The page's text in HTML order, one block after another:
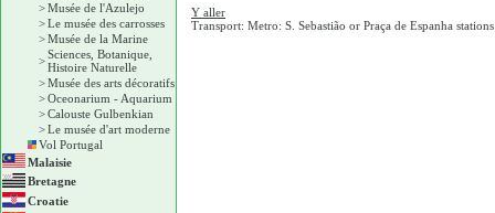
>Musée de l'Azulejo
>Le musée des carrosses
>Musée de la Marine
>Sciences, Botanique,
Histoire Naturelle
>Musée des arts décoratifs
>Oceonarium - Aquarium
>Calouste Gulbenkian
>Le musée d'art moderne
Vol Portugal
Malaisie
Bretagne
Croatie
Y aller
Transport: Metro: S. Sebastião or Praça de Espanha